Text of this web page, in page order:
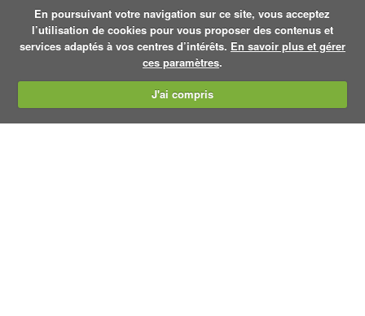
En poursuivant votre navigation sur ce site, vous acceptez
l’utilisation de cookies pour vous proposer des contenus et
services adaptés à vos centres d’intérêts. En savoir plus et gérer
ces paramètres.
J'ai compris